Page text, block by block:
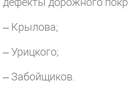
– Крылова;
– Урицкого;
– Забойщиков.